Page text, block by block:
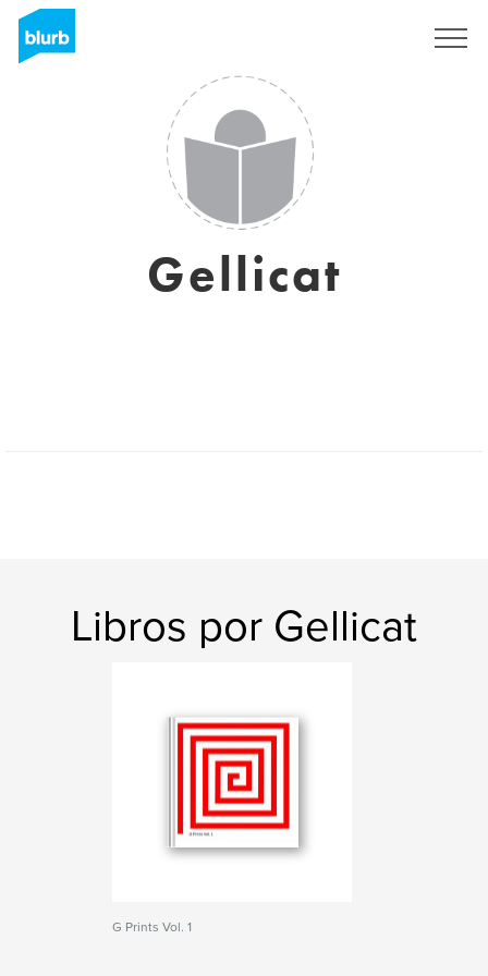
Gellicat
Libros por Gellicat
G Prints Vol. 1